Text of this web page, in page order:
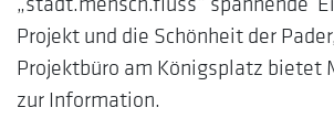
Projekt und die Schönheit der
Projektbüro am Königsplatz bietet
zur Information.